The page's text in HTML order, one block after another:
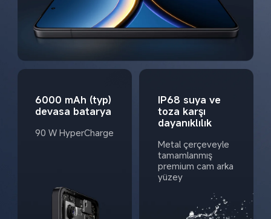
6000 mAh (typ)
devasa batarya
90 W HyperCharge
IP68 suya ve
toza karşı
dayanıklılık
Metal çerçeveyle
tamamlanmış
premium cam arka
yüzey